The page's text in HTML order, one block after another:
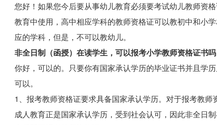
您好！如果您今后要从事幼儿教育必须要考试幼儿教师资
教育中使用，高中相应学科的教师资格证可以教初中和小
应的学科，但是，不可以教幼儿。
非全日制（函授）在读学生，可以报考小学教师资格证书
你好，可以的。只要你有国家承认学历的毕业证书并且学
可以。
1、报考教师资格证要求具备国家承认学历。对于报考教
成人教育正是国家承认学历，受到社会认可，因此非全日